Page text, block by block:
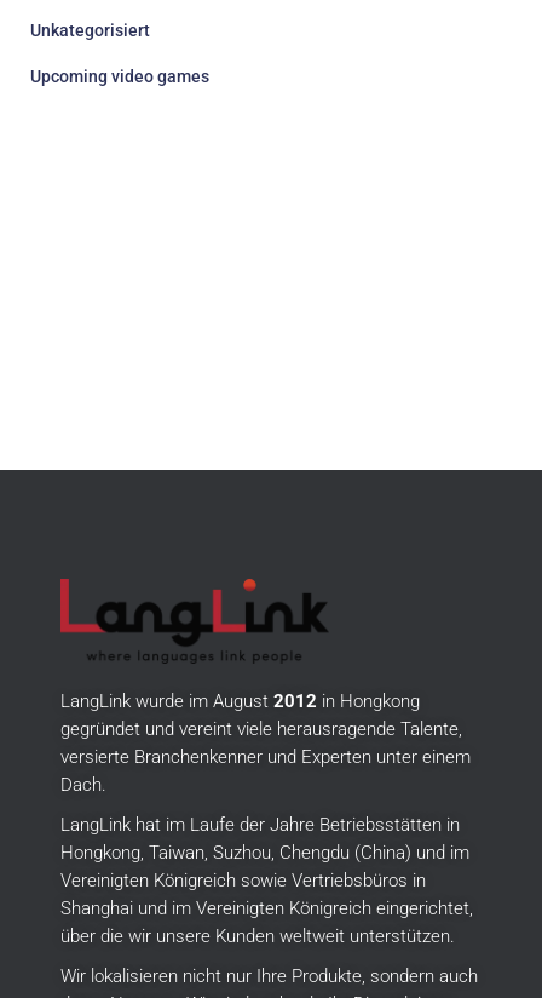
Unkategorisiert
Upcoming video games
LangLink wurde im August 2012 in Hongkong
gegründet und vereint viele herausragende Talente,
versierte Branchenkenner und Experten unter einem
Dach.
LangLink hat im Laufe der Jahre Betriebsstätten in
Hongkong, Taiwan, Suzhou, Chengdu (China) und im
Vereinigten Königreich sowie Vertriebsbüros in
Shanghai und im Vereinigten Königreich eingerichtet,
über die wir unsere Kunden weltweit unterstützen.
Wir lokalisieren nicht nur Ihre Produkte, sondern auch